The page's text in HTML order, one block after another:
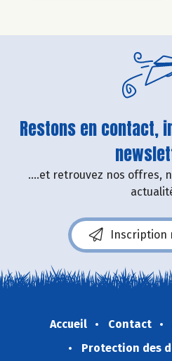
Restons en contact,
....et retrouvez nos offres,
Inscription
Accueil Contact
Protection des